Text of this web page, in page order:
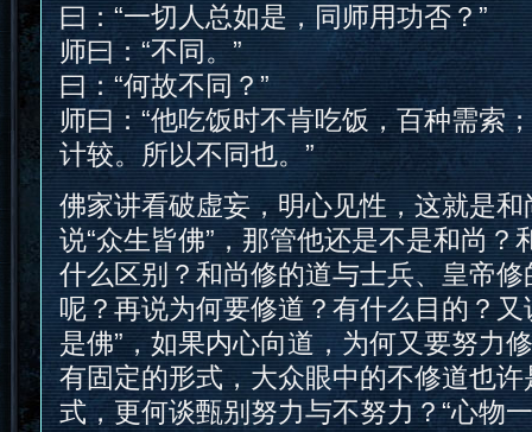
曰：“一切人总如是，同师用功否？”
师曰：“不同。”
曰：“何故不同？”
师曰：“他吃饭时不肯吃饭，百种需索
计较。所以不同也。”
佛家讲看破虚妄，明心见性，这就是
说“众生皆佛”，那管他还是不是和尚？
什么区别？和尚修的道与士兵、皇帝
呢？再说为何要修道？有什么目的？又
是佛”，如果内心向道，为何又要努力
有固定的形式，大众眼中的不修道也
式，更何谈甄别努力与不努力？“心物